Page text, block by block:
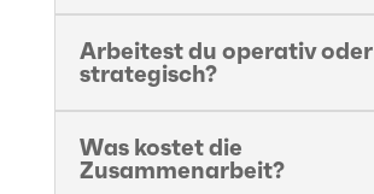
Arbeitest du operativ oder
strategisch?
Was kostet die
Zusammenarbeit?